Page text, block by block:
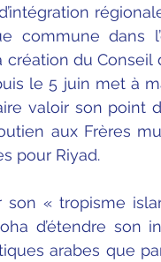
commune dans
création du Conseil
le 5 juin met à
valoir son point
aux Frères
pour Riyad.
« tropisme
d’étendre son
arabes que